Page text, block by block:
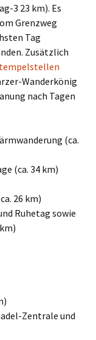
3 23 km). Es
Grenzweg
Tag
Zusätzlich
Wanderkönig
nach Tagen
(ca.
(ca. 34 km)
26 km)
Ruhetag sowie
Zentrale und